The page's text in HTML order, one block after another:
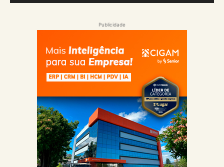
Publicidade